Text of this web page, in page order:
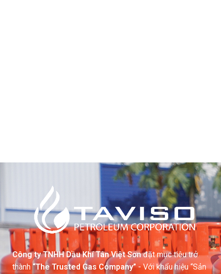
Công ty TNHH Dầu Khí Tân Việt Sơnđặt mục tiêu trở
thành “The Trusted Gas Company”- Với khẩu hiệu “Sản